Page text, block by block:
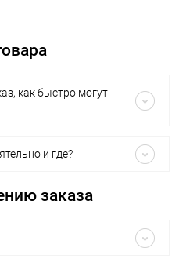
как быстро могут
и где?
заказа